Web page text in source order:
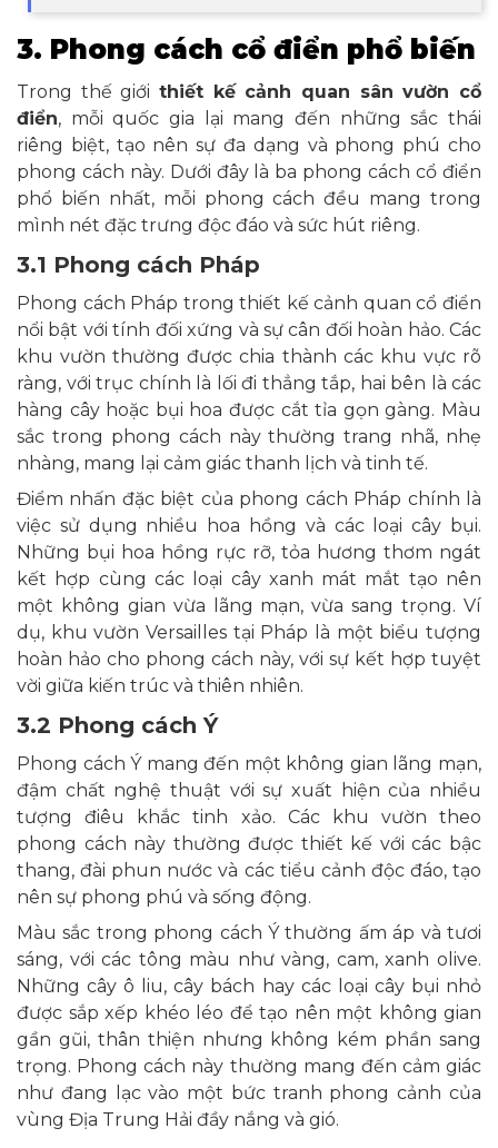
3. Phong cách cổ điển phổ biến
Trong thế giới thiết kế cảnh quan sân vườn cổ
điển, mỗi quốc gia lại mang đến những sắc thái
riêng biệt, tạo nên sự đa dạng và phong phú cho
phong cách này. Dưới đây là ba phong cách cổ điển
phổ biến nhất, mỗi phong cách đều mang trong
mình nét đặc trưng độc đáo và sức hút riêng.
3.1 Phong cách Pháp
Phong cách Pháp trong thiết kế cảnh quan cổ điển
nổi bật với tính đối xứng và sự cân đối hoàn hảo. Các
khu vườn thường được chia thành các khu vực rõ
ràng, với trục chính là lối đi thẳng tắp, hai bên là các
hàng cây hoặc bụi hoa được cắt tỉa gọn gàng. Màu
sắc trong phong cách này thường trang nhã, nhẹ
nhàng, mang lại cảm giác thanh lịch và tinh tế.
Điểm nhấn đặc biệt của phong cách Pháp chính là
việc sử dụng nhiều hoa hồng và các loại cây bụi.
Những bụi hoa hồng rực rỡ, tỏa hương thơm ngát
kết hợp cùng các loại cây xanh mát mắt tạo nên
một không gian vừa lãng mạn, vừa sang trọng. Ví
dụ, khu vườn Versailles tại Pháp là một biểu tượng
hoàn hảo cho phong cách này, với sự kết hợp tuyệt
vời giữa kiến trúc và thiên nhiên.
3.2 Phong cách Ý
Phong cách Ý mang đến một không gian lãng mạn,
đậm chất nghệ thuật với sự xuất hiện của nhiều
tượng điêu khắc tinh xảo. Các khu vườn theo
phong cách này thường được thiết kế với các bậc
thang, đài phun nước và các tiểu cảnh độc đáo, tạo
nên sự phong phú và sống động.
Màu sắc trong phong cách Ý thường ấm áp và tươi
sáng, với các tông màu như vàng, cam, xanh olive.
Những cây ô liu, cây bách hay các loại cây bụi nhỏ
được sắp xếp khéo léo để tạo nên một không gian
gần gũi, thân thiện nhưng không kém phần sang
trọng. Phong cách này thường mang đến cảm giác
như đang lạc vào một bức tranh phong cảnh của
vùng Địa Trung Hải đầy nắng và gió.